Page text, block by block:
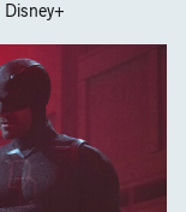
Disney+